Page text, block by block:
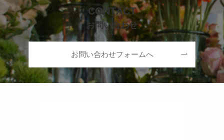
CONTACT
お問い合わせ
お問い合わせフォームへ